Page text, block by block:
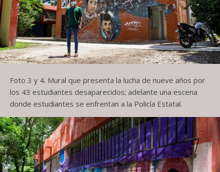
Foto 3 y 4. Mural que presenta la lucha de nueve años por
los 43 estudiantes desaparecidos; adelante una escena
donde estudiantes se enfrentan a la Policía Estatal.